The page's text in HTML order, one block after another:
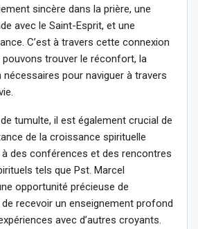
sincère dans la prière, une
avec le Saint-Esprit, et une
C’est à travers cette connexion
pouvons trouver le réconfort, la
pour naviguer à travers
tumulte, il est également crucial de
de la croissance spirituelle
des conférences et des rencontres
tels que Pst. Marcel
opportunité précieuse de
recevoir un enseignement profond
avec d’autres croyants.